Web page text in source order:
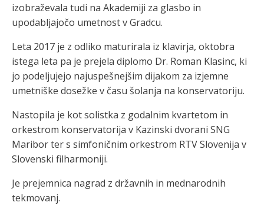
izobraževala tudi na Akademiji za glasbo in
upodabljajočo umetnost v Gradcu.
Leta 2017 je z odliko maturirala iz klavirja, oktobra
istega leta pa je prejela diplomo Dr. Roman Klasinc, ki
jo podeljujejo najuspešnejšim dijakom za izjemne
umetniške dosežke v času šolanja na konservatoriju.
Nastopila je kot solistka z godalnim kvartetom in
orkestrom konservatorija v Kazinski dvorani SNG
Maribor ter s simfoničnim orkestrom RTV Slovenija v
Slovenski filharmoniji.
Je prejemnica nagrad z državnih in mednarodnih
tekmovanj.